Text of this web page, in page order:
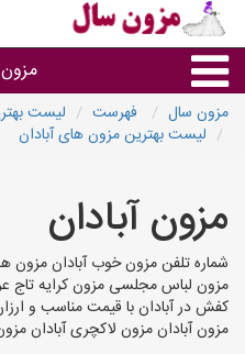
مزون سال فهرست
لیست
لیست بهترین مزون های آبادان
مزون آبادان
شماره تلفن مزون خوب آبادان مزون
مزون لباس مجلسی مزون کرایه تاج
کفش در آبادان با قیمت مناسب و
مزون آبادان مزون لاکچری آبادان